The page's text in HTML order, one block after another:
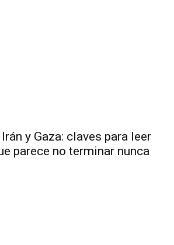
y Gaza: claves para leer
parece no terminar nunca